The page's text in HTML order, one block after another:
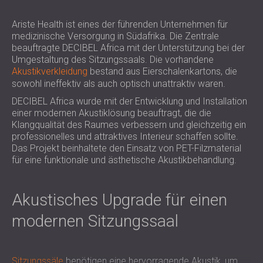
HALLEN
SCHALLDÄMMUNG UND
AKUSTIKLÖSUNGEN FÜR
EINZELHANDELSFLÄCHEN
SCHALLSCHUTZ UND AKUSTIK FÜR
BILDUNGSEINRICHTUNGEN
SCHALLSCHUTZ UND AKUSTIK FÜR
GESUNDHEITSEINRICHTUNGE
SCHALLSCHUTZ UND
AKUSTIKLÖSUNGEN FÜR DEN
SCHALLDÄMMUNG UND
AKUSTIKLÖSUNGEN FÜR
RECHENZENTREN
FINLAND (FI)
РОССИЯ (RU)
USA (US)
SOUTH AFRICA (ZA)
Ariste Health ist eines der führenden Unternehmen für
medizinische Versorgung in Südafrika. Die Zentrale
beauftragte DECIBEL Africa mit der Unterstützung bei der
Umgestaltung des Sitzungssaals. Die vorhandene
Akustikverkleidung bestand aus Eierschalenkartons, die
sowohl ineffektiv als auch optisch unattraktiv waren.
DECIBEL Africa wurde mit der Entwicklung und Installation
einer modernen Akustiklösung beauftragt, die die
Klangqualität des Raumes verbessern und gleichzeitig ein
professionelles und attraktives Interieur schaffen sollte.
Das Projekt beinhaltete den Einsatz von PET-Filzmaterial
für eine funktionale und ästhetische Akustikbehandlung.
Akustisches Upgrade für einen
modernen Sitzungssaal